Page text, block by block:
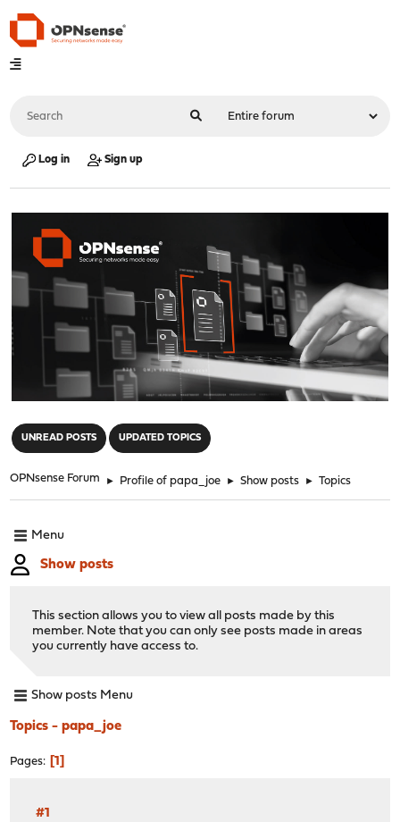
Log in Sign up
UNREAD POSTS UPDATED TOPICS
OPNsense Forum ► Profile of papa_joe ► Show posts ► Topics
Menu
Show posts
This section allows you to view all posts made by this
member. Note that you can only see posts made in areas
you currently have access to.
Show posts Menu
Topics - papa_joe
Pages 1
#1